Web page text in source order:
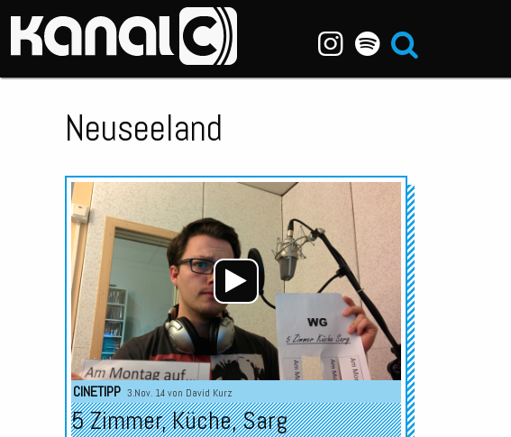
Neuseeland
Audio-
Player
CINETIPP 3.Nov. 14 von David Kurz
5 Zimmer, Küche, Sarg